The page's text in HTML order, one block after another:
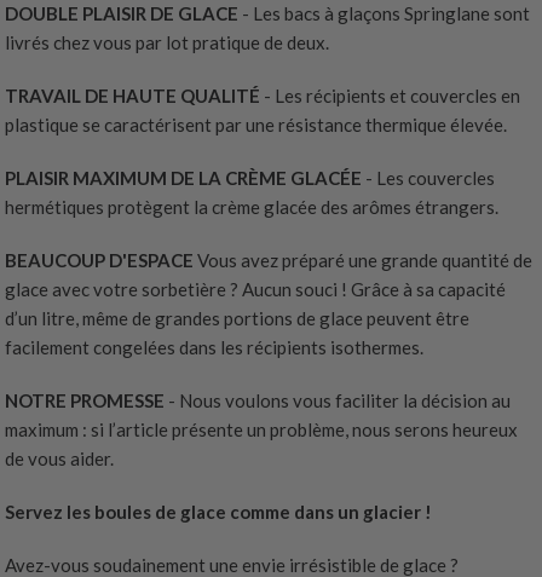
DOUBLE PLAISIR DE GLACE - Les bacs à glaçons Springlane sont
livrés chez vous par lot pratique de deux.
TRAVAIL DE HAUTE QUALITÉ - Les récipients et couvercles en
plastique se caractérisent par une résistance thermique élevée.
PLAISIR MAXIMUM DE LA CRÈME GLACÉE - Les couvercles
hermétiques protègent la crème glacée des arômes étrangers.
BEAUCOUP D'ESPACE Vous avez préparé une grande quantité de
glace avec votre sorbetière ? Aucun souci ! Grâce à sa capacité
d’un litre, même de grandes portions de glace peuvent être
facilement congelées dans les récipients isothermes.
NOTRE PROMESSE - Nous voulons vous faciliter la décision au
maximum : si l’article présente un problème, nous serons heureux
de vous aider.
Servez les boules de glace comme dans un glacier !
Avez-vous soudainement une envie irrésistible de glace ?